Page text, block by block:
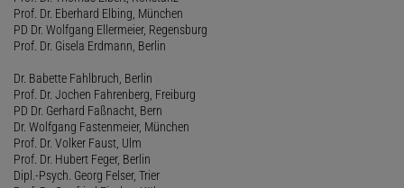
Prof. Dr. Eberhard Elbing, München
PD Dr. Wolfgang Ellermeier, Regensburg
Prof. Dr. Gisela Erdmann, Berlin
Dr. Babette Fahlbruch, Berlin
Prof. Dr. Jochen Fahrenberg, Freiburg
PD Dr. Gerhard Faßnacht, Bern
Dr. Wolfgang Fastenmeier, München
Prof. Dr. Volker Faust, Ulm
Prof. Dr. Hubert Feger, Berlin
Dipl.-Psych. Georg Felser, Trier